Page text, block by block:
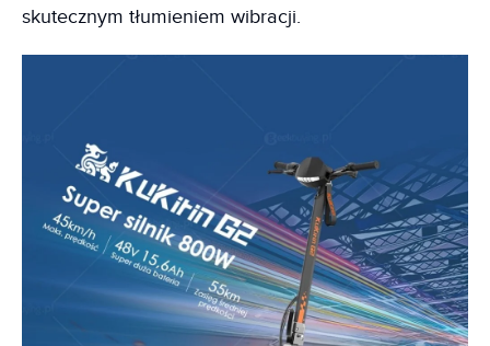
skutecznym tłumieniem wibracji.